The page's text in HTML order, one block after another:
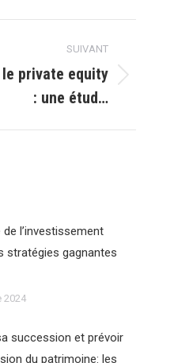
SUIVANT
private equity
: une étud…
de l’investissement
stratégies gagnantes
2024
succession et prévoir
du patrimoine: les